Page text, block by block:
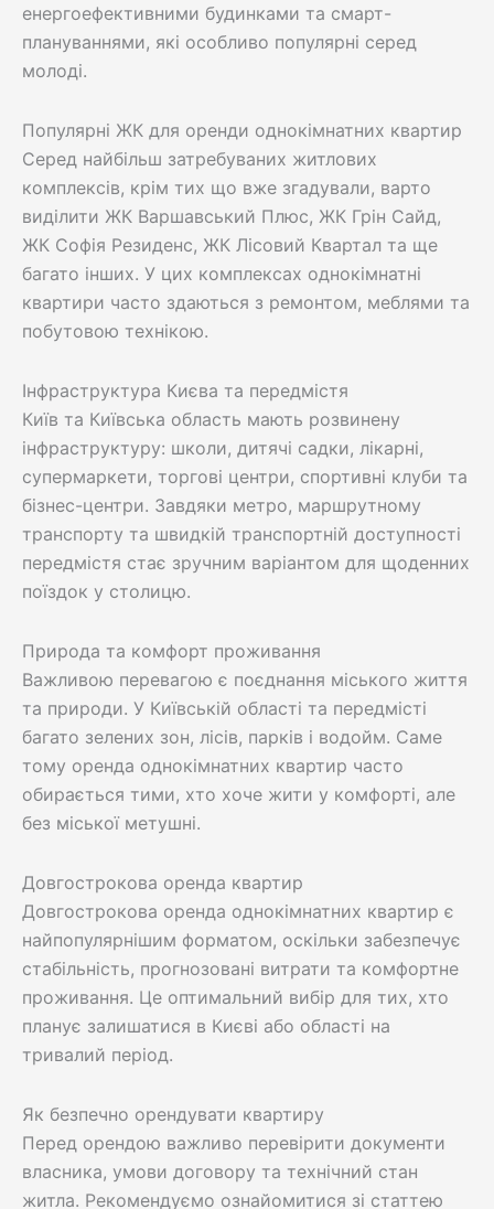
енергоефективними будинками та смарт-
плануваннями, які особливо популярні серед
молоді.
Популярні ЖК для оренди однокімнатних квартир
Серед найбільш затребуваних житлових
комплексів, крім тих що вже згадували, варто
виділити ЖК Варшавський Плюс, ЖК Грін Сайд,
ЖК Софія Резиденс, ЖК Лісовий Квартал та ще
багато інших. У цих комплексах однокімнатні
квартири часто здаються з ремонтом, меблями та
побутовою технікою.
Інфраструктура Києва та передмістя
Київ та Київська область мають розвинену
інфраструктуру: школи, дитячі садки, лікарні,
супермаркети, торгові центри, спортивні клуби та
бізнес-центри. Завдяки метро, маршрутному
транспорту та швидкій транспортній доступності
передмістя стає зручним варіантом для щоденних
поїздок у столицю.
Природа та комфорт проживання
Важливою перевагою є поєднання міського життя
та природи. У Київській області та передмісті
багато зелених зон, лісів, парків і водойм. Саме
тому оренда однокімнатних квартир часто
обирається тими, хто хоче жити у комфорті, але
без міської метушні.
Довгострокова оренда квартир
Довгострокова оренда однокімнатних квартир є
найпопулярнішим форматом, оскільки забезпечує
стабільність, прогнозовані витрати та комфортне
проживання. Це оптимальний вибір для тих, хто
планує залишатися в Києві або області на
тривалий період.
Як безпечно орендувати квартиру
Перед орендою важливо перевірити документи
власника, умови договору та технічний стан
житла. Рекомендуємо ознайомитися зі статтею